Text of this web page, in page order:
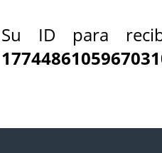
Su ID para